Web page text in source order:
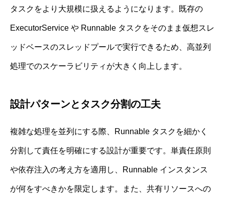
タスクをより大規模に扱えるようになります。既存の
ExecutorService や Runnable タスクをそのまま仮想スレ
ッドベースのスレッドプールで実行できるため、高並列
処理でのスケーラビリティが大きく向上します。
設計パターンとタスク分割の工夫
複雑な処理を並列にする際、Runnable タスクを細かく
分割して責任を明確にする設計が重要です。単責任原則
や依存注入の考え方を適用し、Runnable インスタンス
が何をすべきかを限定します。また、共有リソースへの